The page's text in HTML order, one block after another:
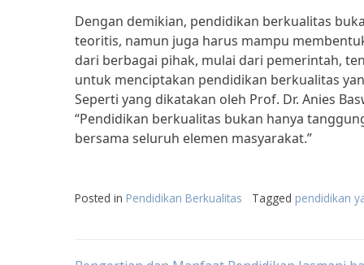
Dengan demikian, pendidikan berkualitas
teoritis, namun juga harus mampu
dari berbagai pihak, mulai dari pemerintah,
untuk menciptakan pendidikan berkualitas
Seperti yang dikatakan oleh Prof. Dr. Anies
“Pendidikan berkualitas bukan hanya
bersama seluruh elemen masyarakat.”
Posted in Pendidikan Berkualitas Tagged pendidikan